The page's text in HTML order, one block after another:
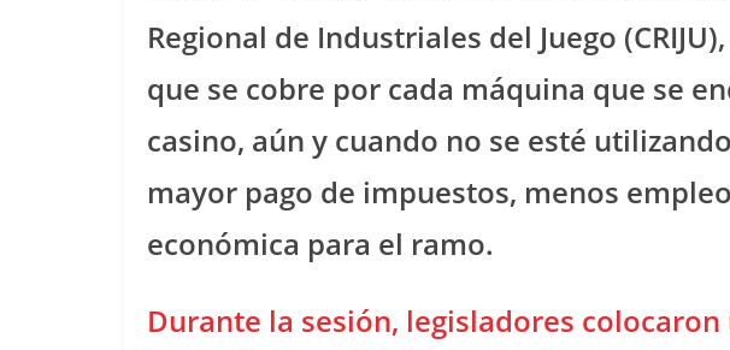
Regional de Industriales del Juego
que se cobre por cada máquina que se
casino, aún y cuando no se esté
mayor pago de impuestos, menos
económica para el ramo.
Durante la sesión, legisladores